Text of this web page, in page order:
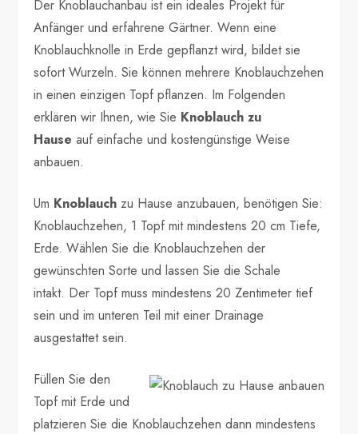
Der Knoblauchanbau ist ein ideales Projekt für
Anfänger und erfahrene Gärtner. Wenn eine
Knoblauchknolle in Erde gepflanzt wird, bildet sie
sofort Wurzeln. Sie können mehrere Knoblauchzehen
in einen einzigen Topf pflanzen. Im Folgenden
erklären wir Ihnen, wie Sie Knoblauch zu
Hause auf einfache und kostengünstige Weise
anbauen.
Um Knoblauch zu Hause anzubauen, benötigen Sie:
Knoblauchzehen, 1 Topf mit mindestens 20 cm Tiefe,
Erde. Wählen Sie die Knoblauchzehen der
gewünschten Sorte und lassen Sie die Schale
intakt. Der Topf muss mindestens 20 Zentimeter tief
sein und im unteren Teil mit einer Drainage
ausgestattet sein.
Füllen Sie den
Topf mit Erde und
platzieren Sie die Knoblauchzehen dann mindestens